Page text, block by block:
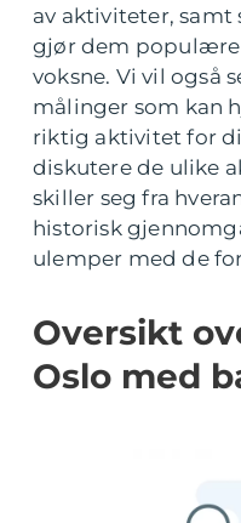
av aktiviteter, samt
gjør dem populære
voksne. Vi vil også
målinger som kan
riktig aktivitet for
diskutere de ulike
skiller seg fra
historisk
ulemper med de
Oversikt
Oslo med